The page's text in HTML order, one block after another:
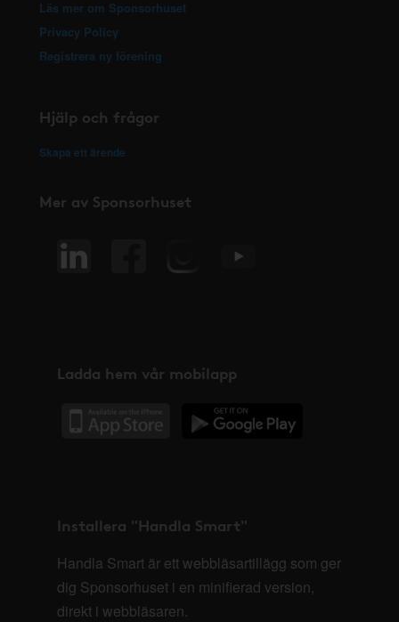
Läs mer om Sponsorhuset
Privacy Policy
Registrera ny förening
Hjälp och frågor
Skapa ett ärende
Mer av Sponsorhuset
Ladda hem vår mobilapp
Installera "Handla Smart"
Handla Smart är ett webbläsartillägg som ger
dig Sponsorhuset i en minifierad version,
direkt i webbläsaren.